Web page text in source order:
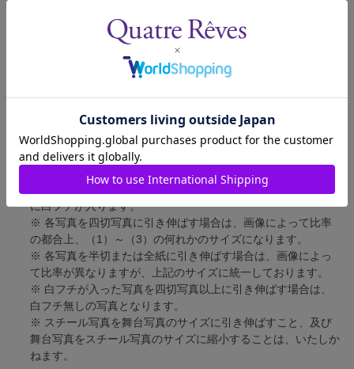
短辺 217mm × 長辺 305mm
短辺 213mm × 長辺 305mm
全紙写真
短辺 402mm × 長辺 559mm
写真のサイズにつきまして、下記の件も併せてご了承ください。
※ 宝塚大劇場および新人公演の舞台写真につきましては、4辺
に白フチが入ります。
※ 各写真を四切写真に引き伸ばす場合は、画像によって比率
の都合上、（1）～（3）の何れかのサイズになります。
※ 各写真を半切または全紙に引き伸ばす場合は、画像によっ
て比率が異なりますが、上記のサイズに統一しております。
※ 白フチが入った写真を四切写真以上に引き伸ばす場合は、
白フチ無しの写真となります。
※ スチール写真を舞台写真のサイズに引き伸ばすこと、及び
舞台写真をスチール写真のサイズに縮小することは、いたしか
ねます。